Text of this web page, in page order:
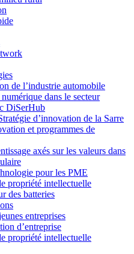
de l’industrie automobile
dans le secteur
DiSerHub
d’innovation de la Sarre
et programmes de
axés sur les valeurs dans
pour les PME
propriété intellectuelle
des batteries
entreprises
d’entreprise
propriété intellectuelle